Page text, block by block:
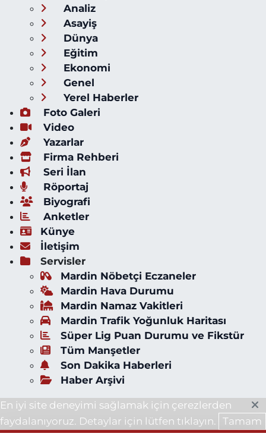
Analiz
Asayiş
Dünya
Eğitim
Ekonomi
Genel
Yerel Haberler
Foto Galeri
Video
Yazarlar
Firma Rehberi
Seri İlan
Röportaj
Biyografi
Anketler
Künye
İletişim
Servisler
Mardin Nöbetçi Eczaneler
Mardin Hava Durumu
Mardin Namaz Vakitleri
Mardin Trafik Yoğunluk Haritası
Süper Lig Puan Durumu ve Fikstür
Tüm Manşetler
Son Dakika Haberleri
Haber Arşivi
En iyi site deneyimi sağlamak için çerezlerden
faydalanıyoruz. Detaylar için lütfen tıklayın.
Tamam